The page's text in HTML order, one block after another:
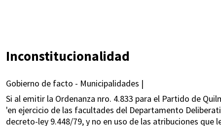
Inconstitucionalidad
Gobierno de facto - Municipalidades |
Si al emitir la Ordenanza nro. 4.833 para el Partido de
'en ejercicio de las facultades del Departamento
decreto-ley 9.448/79, y no en uso de las atribuciones